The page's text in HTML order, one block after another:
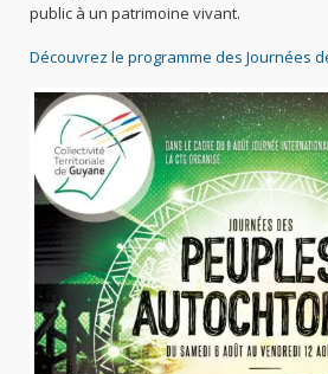
public à un patrimoine vivant.
Découvrez le programme des Journées